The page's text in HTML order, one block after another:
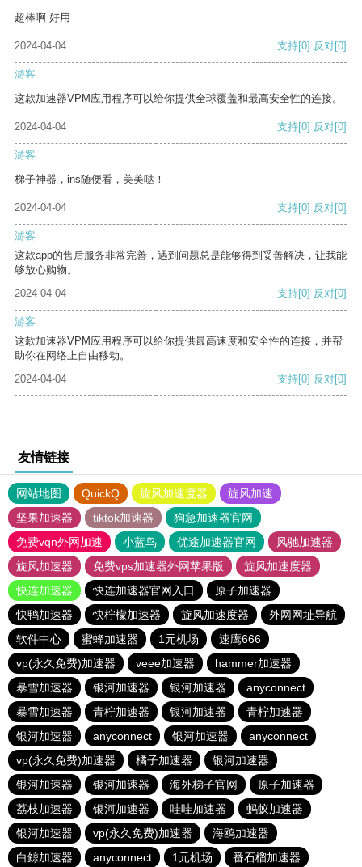
超棒啊 好用
2024-04-04 支持[0] 反对[0]
游客
这款加速器VPM应用程序可以给你提供全球覆盖和最高安全性的连接。
2024-04-04 支持[0] 反对[0]
游客
梯子神器，ins随便看，美美哒！
2024-04-04 支持[0] 反对[0]
游客
这款app的售后服务非常完善，遇到问题总是能够得到妥善解决，让我能
够放心购物。
2024-04-04
支持[0] 反对[0]
游客
这款加速器VPM应用程序可以给你提供最高速度和安全性的连接，并帮
助你在网络上自由移动。
2024-04-04
支持[0] 反对[0]
友情链接
网站地图 QuickQ 旋风加速度器
旋风加速
坚果加速器
tiktok加速器
狗急加速器官网
免费vqn外网加速
小蓝鸟 优途加速器官网
风驰加速器
旋风加速器
免费vps加速器外网苹果版
旋风加速度器
快连加速器
快连加速器官网入口
原子加速器
快鸭加速器
快柠檬加速器 旋风加速度器
外网网址导航
软件中心
蜜蜂加速器 1元机场
速鹰666
vp(永久免费)加速器
veee加速器
hammer加速器
暴雪加速器
银河加速器 银河加速器
anyconnect
暴雪加速器
青柠加速器 银河加速器
青柠加速器
银河加速器
anyconnect 银河加速器
anyconnect
vp(永久免费)加速器
橘子加速器
银河加速器
银河加速器
银河加速器 海外梯子官网
原子加速器
荔枝加速器
银河加速器 哇哇加速器
蚂蚁加速器
银河加速器
vp(永久免费)加速器
海鸥加速器
白鲸加速器
anyconnect 1元机场 番石榴加速器